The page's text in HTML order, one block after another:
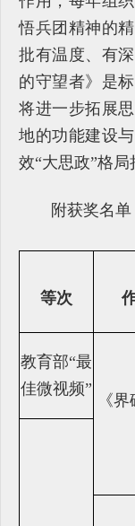
悟兵团精神的
批有温度、有
的守望者》是
将进一步拓展
地的功能建设
效“大思政”格局
附获奖名单
等次
教育部“最
佳微视频”
《